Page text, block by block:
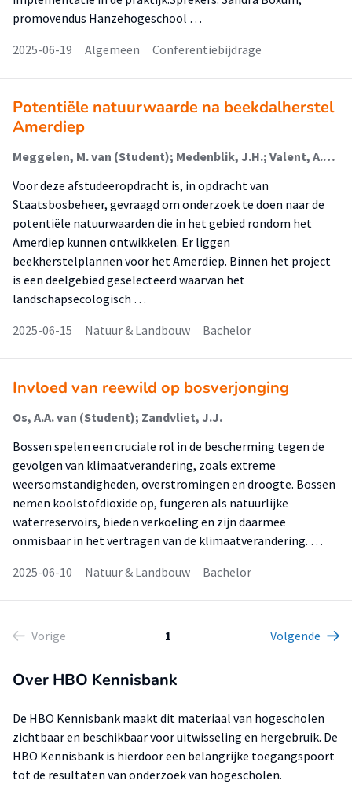
promovendus Hanzehogeschool …
2025-06-19
Algemeen Conferentiebijdrage
Potentiële natuurwaarde na beekdalherstel
Amerdiep
Meggelen, M. van (Student); Medenblik, J.H.; Valent, A.P.M.
Voor deze afstudeeropdracht is, in opdracht van
Staatsbosbeheer, gevraagd om onderzoek te doen naar de
potentiële natuurwaarden die in het gebied rondom het
Amerdiep kunnen ontwikkelen. Er liggen
beekherstelplannen voor het Amerdiep. Binnen het project
is een deelgebied geselecteerd waarvan het
landschapsecologisch …
2025-06-15
Natuur & Landbouw Bachelor
Invloed van reewild op bosverjonging
Os, A.A. van (Student); Zandvliet, J.J.
Bossen spelen een cruciale rol in de bescherming tegen de
gevolgen van klimaatverandering, zoals extreme
weersomstandigheden, overstromingen en droogte. Bossen
nemen koolstofdioxide op, fungeren als natuurlijke
waterreservoirs, bieden verkoeling en zijn daarmee
onmisbaar in het vertragen van de klimaatverandering. …
2025-06-10
Natuur & Landbouw Bachelor
Vorige 1 Volgende
Over HBO Kennisbank
De HBO Kennisbank maakt dit materiaal van hogescholen
zichtbaar en beschikbaar voor uitwisseling en hergebruik. De
HBO Kennisbank is hierdoor een belangrijke toegangspoort
tot de resultaten van onderzoek van hogescholen.